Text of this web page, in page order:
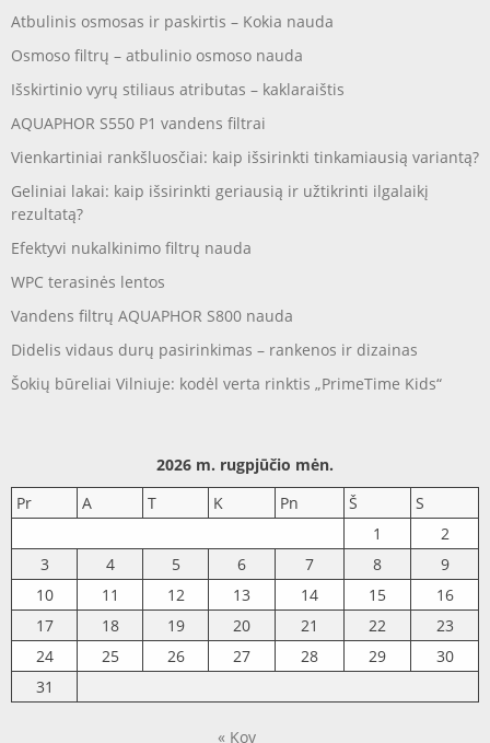
Atbulinis osmosas ir paskirtis – Kokia nauda
Osmoso filtrų – atbulinio osmoso nauda
Išskirtinio vyrų stiliaus atributas – kaklaraištis
AQUAPHOR S550 P1 vandens filtrai
Vienkartiniai rankšluosčiai: kaip išsirinkti tinkamiausią variantą?
Geliniai lakai: kaip išsirinkti geriausią ir užtikrinti ilgalaikį
rezultatą?
Efektyvi nukalkinimo filtrų nauda
WPC terasinės lentos
Vandens filtrų AQUAPHOR S800 nauda
Didelis vidaus durų pasirinkimas – rankenos ir dizainas
Šokių būreliai Vilniuje: kodėl verta rinktis „PrimeTime Kids“
2026 m. rugpjūčio mėn.
Pr
A T K Pn Š
S
1
2
3
4 5 6 7 8
9
10
11 12 13 14 15
16
17
18 19 20 21 22
23
24
25 26 27 28 29
30
31
« Kov